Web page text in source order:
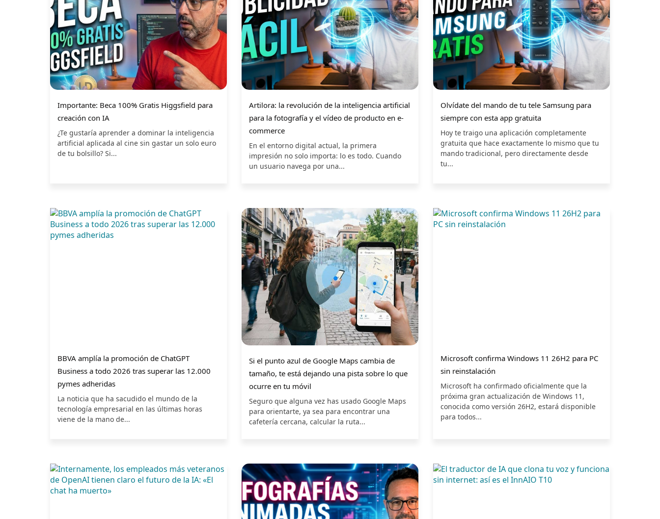
Importante: Beca 100% Gratis Higgsfield para
creación con IA
¿Te gustaría aprender a dominar la inteligencia
artificial aplicada al cine sin gastar un solo euro
de tu bolsillo? Si...
Artilora: la revolución de la inteligencia artificial
para la fotografía y el vídeo de producto en e-
commerce
En el entorno digital actual, la primera
impresión no solo importa: lo es todo. Cuando
un usuario navega por una...
Olvídate del mando de tu tele Samsung para
siempre con esta app gratuita
Hoy te traigo una aplicación completamente
gratuita que hace exactamente lo mismo que tu
mando tradicional, pero directamente desde
tu...
BBVA amplía la promoción de ChatGPT
Business a todo 2026 tras superar las 12.000
pymes adheridas
La noticia que ha sacudido el mundo de la
tecnología empresarial en las últimas horas
viene de la mano de...
Si el punto azul de Google Maps cambia de
tamaño, te está dejando una pista sobre lo que
ocurre en tu móvil
Seguro que alguna vez has usado Google Maps
para orientarte, ya sea para encontrar una
cafetería cercana, calcular la ruta...
Microsoft confirma Windows 11 26H2 para PC
sin reinstalación
Microsoft ha confirmado oficialmente que la
próxima gran actualización de Windows 11,
conocida como versión 26H2, estará disponible
para todos...